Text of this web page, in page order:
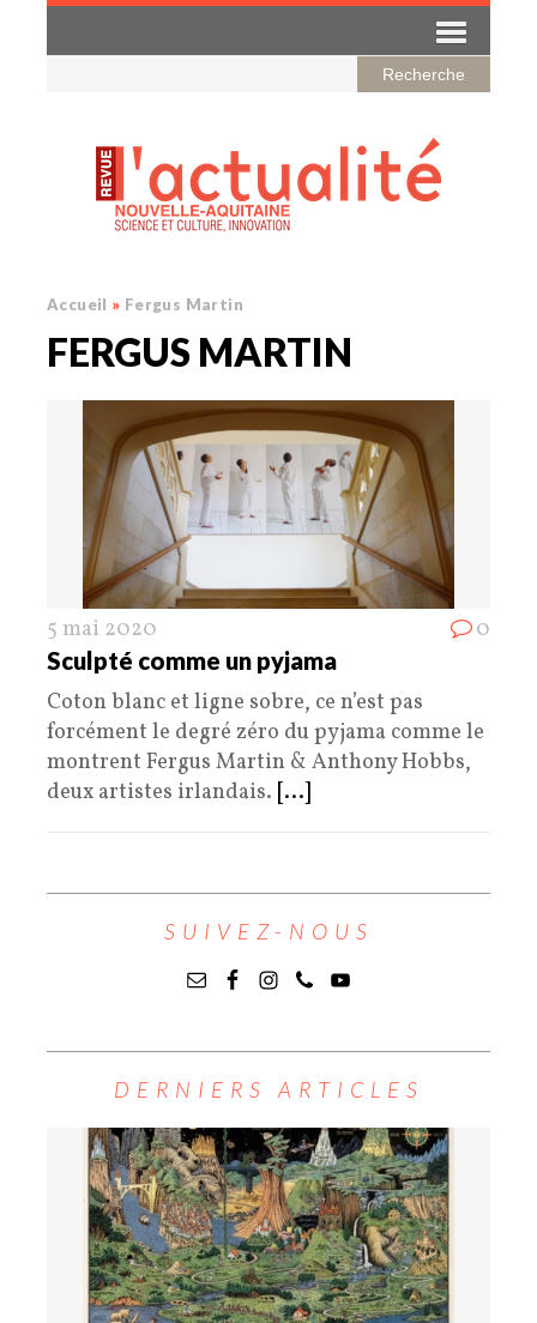
Accueil » Fergus Martin
FERGUS MARTIN
5 mai 2020 0
Sculpté comme un pyjama
Coton blanc et ligne sobre, ce n’est pas
forcément le degré zéro du pyjama comme le
montrent Fergus Martin & Anthony Hobbs,
deux artistes irlandais. [...]
SUIVEZ-NOUS
DERNIERS ARTICLES